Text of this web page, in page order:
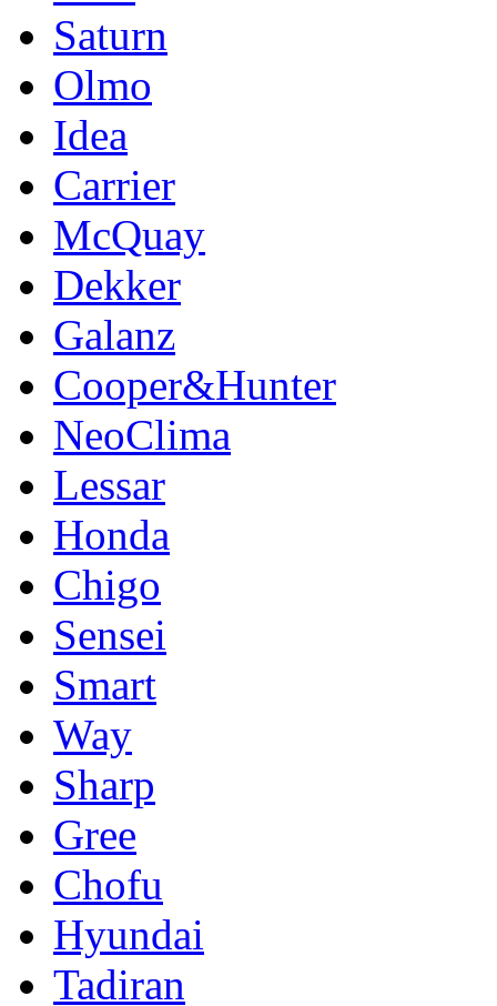
Saturn
Olmo
Idea
Carrier
McQuay
Dekker
Galanz
Cooper&Hunter
NeoClima
Lessar
Honda
Chigo
Sensei
Smart
Way
Sharp
Gree
Chofu
Hyundai
Tadiran